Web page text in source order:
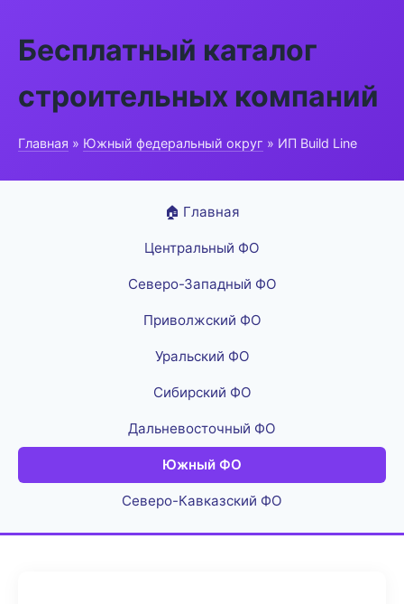
Бесплатный каталог
строительных компаний
Главная » Южный федеральный округ » ИП Build Line
🏠 Главная
Центральный ФО
Северо-Западный ФО
Приволжский ФО
Уральский ФО
Сибирский ФО
Дальневосточный ФО
Южный ФО
Северо-Кавказский ФО